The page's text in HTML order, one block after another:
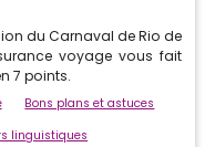
du Carnaval de Rio de
voyage vous fait
7 points.
Bons plans et astuces
linguistiques